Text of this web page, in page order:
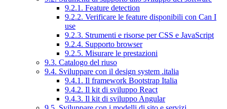
9.2.1. Feature detection
9.2.2. Verificare le feature disponibili con Can I
use
9.2.3. Strumenti e risorse per CSS e JavaScript
9.2.4. Supporto browser
9.2.5. Misurare le prestazioni
9.3. Catalogo del riuso
9.4. Sviluppare con il design system .italia
9.4.1. Il framework Bootstrap Italia
9.4.2. Il kit di sviluppo React
9.4.3. Il kit di sviluppo Angular